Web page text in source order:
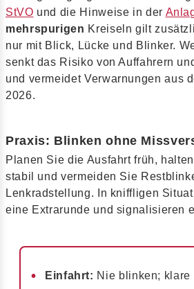
StVO und die Hinweise in der
mehrspurigen Kreiseln gilt
nur mit Blick, Lücke und Blinker.
senkt das Risiko von Auffahrern
und vermeidet Verwarnungen aus
2026.
Praxis: Blinken ohne
Planen Sie die Ausfahrt früh,
stabil und vermeiden Sie
Lenkradstellung. In kniffligen
eine Extrarunde und signalisieren
Einfahrt: Nie blinken; klare